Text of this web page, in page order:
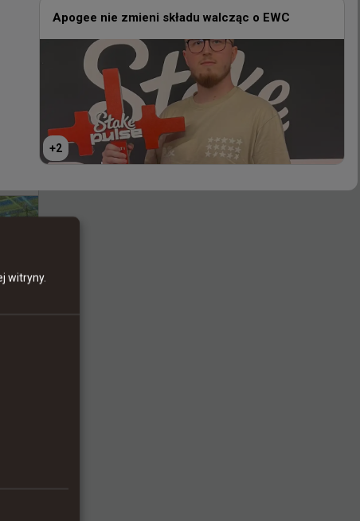
Apogee nie zmieni składu walcząc o EWC
+2
witryny.